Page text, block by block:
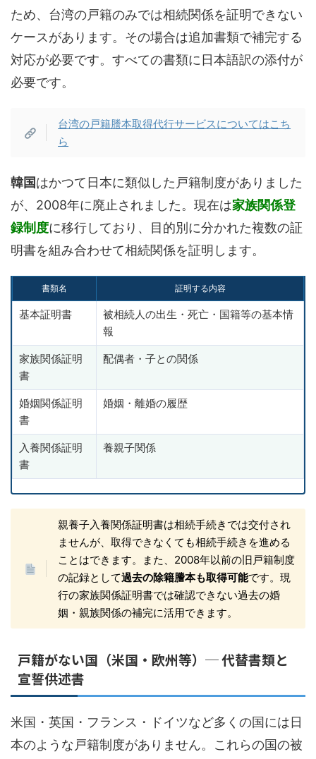
ため、台湾の戸籍のみでは相続関係を証明できない
ケースがあります。その場合は追加書類で補完する
対応が必要です。すべての書類に日本語訳の添付が
必要です。
台湾の戸籍謄本取得代行サービスについてはこち
ら
韓国はかつて日本に類似した戸籍制度がありました
が、2008年に廃止されました。現在は家族関係登
録制度に移行しており、目的別に分かれた複数の証
明書を組み合わせて相続関係を証明します。
書類名 証明する内容
基本証明書
被相続人の出生・死亡・国籍等の基本情
報
家族関係証明
書
配偶者・子との関係
婚姻関係証明
書
婚姻・離婚の履歴
入養関係証明
書
養親子関係
親養子入養関係証明書は相続手続きでは交付され
ませんが、取得できなくても相続手続きを進める
ことはできます。また、2008年以前の旧戸籍制度
の記録として過去の除籍謄本も取得可能です。現
行の家族関係証明書では確認できない過去の婚
姻・親族関係の補完に活用できます。
戸籍がない国（米国・欧州等）─ 代替書類と
宣誓供述書
米国・英国・フランス・ドイツなど多くの国には日
本のような戸籍制度がありません。これらの国の被